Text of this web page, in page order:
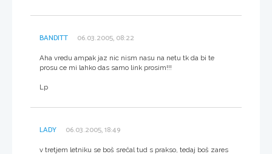
BANDITT 06.03.2005, 08:22
Aha vredu ampak jaz nic nism nasu na netu tk da bi te
prosu ce mi lahko das samo link prosim!!!
Lp
LADY 06.03.2005, 18:49
v tretjem letniku se boš srečal tud s prakso, tedaj boš zares